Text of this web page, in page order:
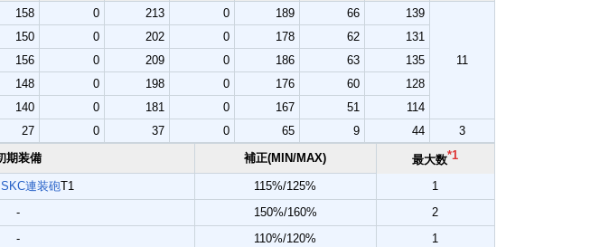
158 0 213 0 189 66 139
11
150 0 202 0 178 62 131
156 0 209 0 186 63
135
148 0 198 0 176 60
128
140 0 181 0 167 51
114
27 0 37 0 65 9 44
3
期装備 補正(MIN/MAX) 最大数*1
連装砲T1 115%/125%
1
- 150%/160%
2
- 110%/120%
1